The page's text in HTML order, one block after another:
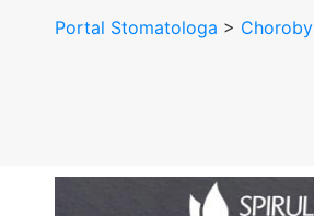
Portal Stomatologa > Choroby